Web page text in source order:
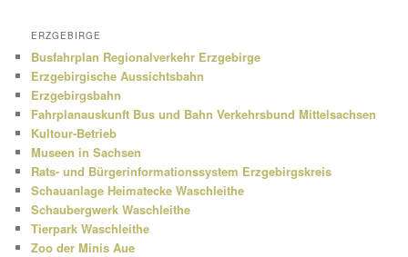
ERZGEBIRGE
Busfahrplan Regionalverkehr Erzgebirge
Erzgebirgische Aussichtsbahn
Erzgebirgsbahn
Fahrplanauskunft Bus und Bahn Verkehrsbund Mittelsachsen
Kultour-Betrieb
Museen in Sachsen
Rats- und Bürgerinformationssystem Erzgebirgskreis
Schauanlage Heimatecke Waschleithe
Schaubergwerk Waschleithe
Tierpark Waschleithe
Zoo der Minis Aue